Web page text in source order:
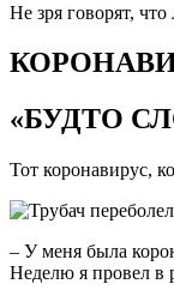
Не зря говорят,
«БУДТО
Тот коронавирус,
– У меня была
Неделю я провел в